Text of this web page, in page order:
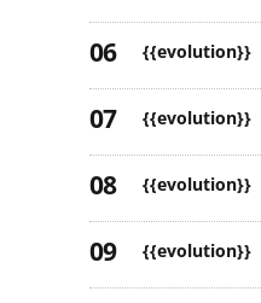
{{evolution}}
{{evolution}}
{{evolution}}
{{evolution}}